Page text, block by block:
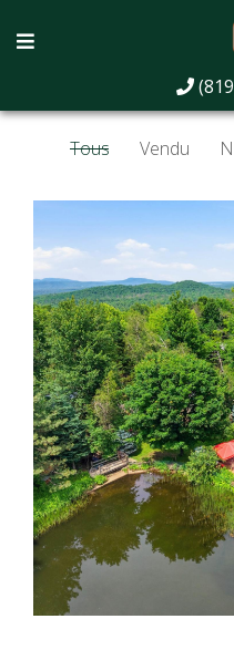
Propriétés
Tous Vendu